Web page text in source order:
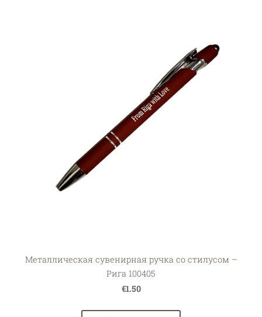
Металлическая сувенирная ручка со стилусом –
Рига 100405
€1.50